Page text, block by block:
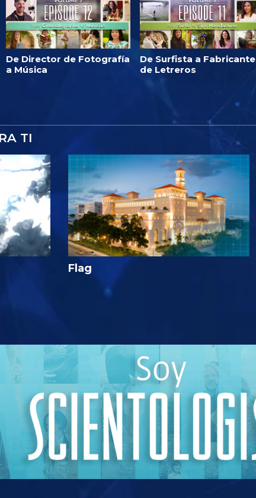
De Director de Fotografía
a Música
De Surfista a Fabricante
de Letreros
TI
Flag